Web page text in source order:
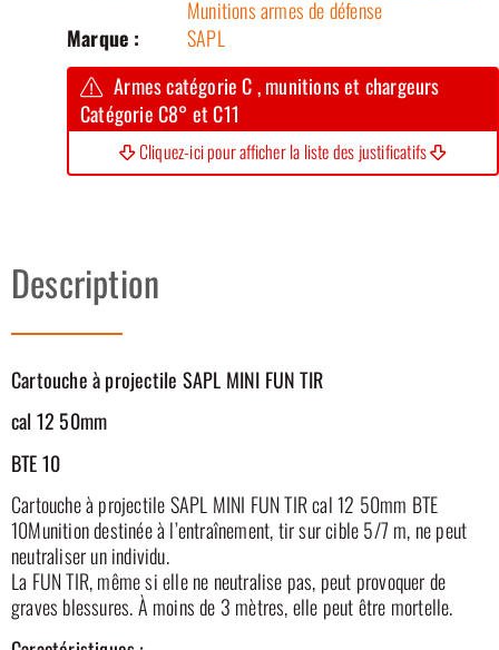
Munitions armes de défense
Marque :
SAPL
Armes catégorie C , munitions et chargeurs
Catégorie C8° et C11
Cliquez-ici pour afficher la liste des justificatifs
Description
Cartouche à projectile SAPL MINI FUN TIR
cal 12 50mm
BTE 10
Cartouche à projectile SAPL MINI FUN TIR cal 12 50mm BTE
10Munition destinée à l’entraînement, tir sur cible 5/7 m, ne peut
neutraliser un individu.
La FUN TIR, même si elle ne neutralise pas, peut provoquer de
graves blessures. À moins de 3 mètres, elle peut être mortelle.